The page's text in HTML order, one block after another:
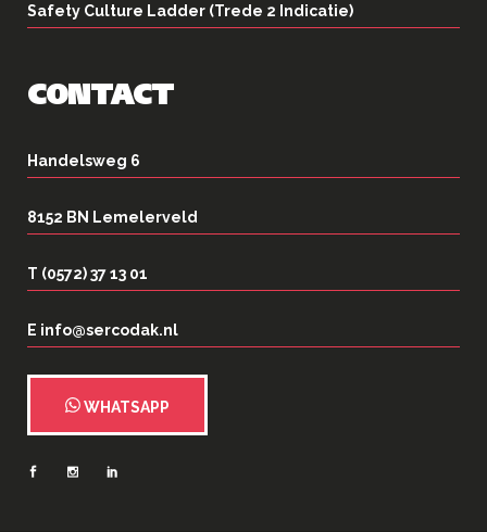
Safety Culture Ladder (Trede 2 Indicatie)
CONTACT
Handelsweg 6
8152 BN Lemelerveld
T (0572) 37 13 01
E info@sercodak.nl
WHATSAPP